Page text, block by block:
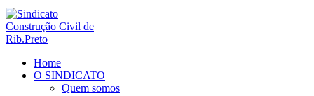
Home
O SINDICATO
Quem somos